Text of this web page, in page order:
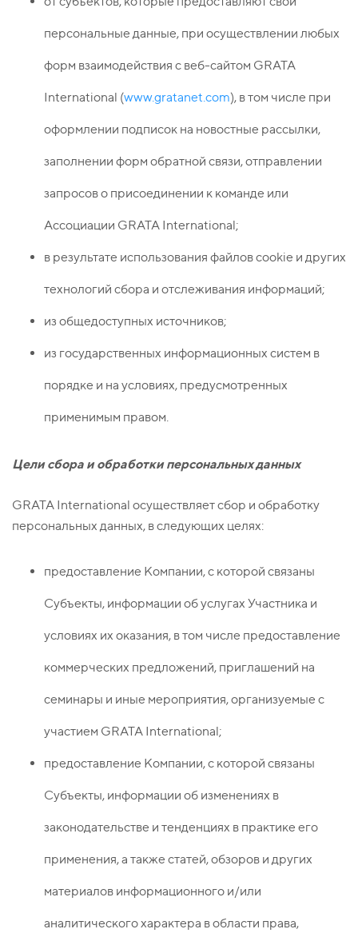
персональные данные, при осуществлении любых
форм взаимодействия с веб-сайтом GRATA
International (www.gratanet.com), в том числе при
оформлении подписок на новостные рассылки,
заполнении форм обратной связи, отправлении
запросов о присоединении к команде или
Ассоциации GRATA International;
в результате использования файлов cookie и других
технологий сбора и отслеживания информаций;
из общедоступных источников;
из государственных информационных систем в
порядке и на условиях, предусмотренных
применимым правом.
Цели сбора и обработки персональных данных
GRATA International осуществляет сбор и обработку
персональных данных, в следующих целях:
предоставление Компании, с которой связаны
Субъекты, информации об услугах Участника и
условиях их оказания, в том числе предоставление
коммерческих предложений, приглашений на
семинары и иные мероприятия, организуемые с
участием GRATA International;
предоставление Компании, с которой связаны
Субъекты, информации об изменениях в
законодательстве и тенденциях в практике его
применения, а также статей, обзоров и других
материалов информационного и/или
аналитического характера в области права,